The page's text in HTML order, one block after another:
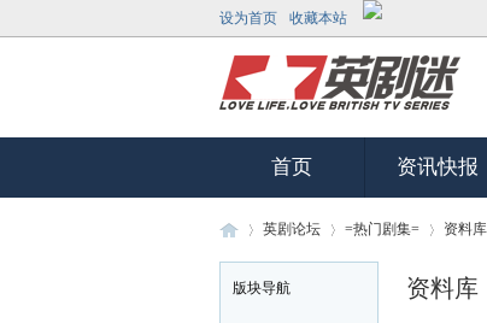
设为首页 收藏本站
首页 资讯快报
英剧论坛 =热门剧集= 资料库
版块导航 资料库